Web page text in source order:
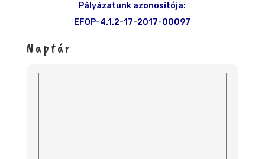
Pályázatunk azonosítója:
EFOP-4.1.2-17-2017-00097
Naptár